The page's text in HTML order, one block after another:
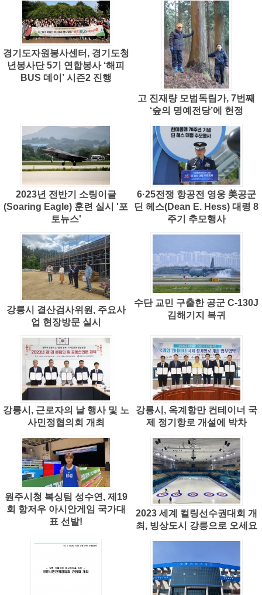
경기도자원봉사센터, 경기도청
년봉사단 5기 연합봉사 ‘해피
BUS 데이’ 시즌2 진행
고 진재량 모범독림가, 7번째
‘숲의 명예전당’에 헌정
2023년 전반기 소링이글
(Soaring Eagle) 훈련 실시 '포
토뉴스'
6·25전쟁 항공전 영웅 美공군
딘 헤스(Dean E. Hess) 대령 8
주기 추모행사
강릉시 결산검사위원, 주요사
업 현장방문 실시
수단 교민 구출한 공군 C-130J
김해기지 복귀
강릉시, 근로자의 날 행사 및 노
사민정협의회 개최
강릉시, 옥계항만 컨테이너 국
제 정기항로 개설에 박차
원주시청 복싱팀 성수연, 제19
회 항저우 아시안게임 국가대
표 선발!
2023 세계 컬링선수권대회 개
최, 빙상도시 강릉으로 오세요